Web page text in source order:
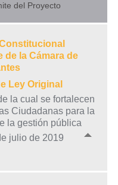
del Proyecto
de la Cámara de
Ley Original
la cual se fortalecen
Ciudadanas para la
la gestión pública
julio de 2019